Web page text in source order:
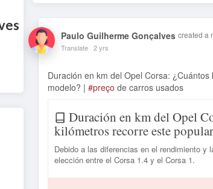
Paulo Guilherme Gonçalves created a
Translate 2 yrs
Duración en km del Opel Corsa:
modelo? |#preço de carros usados
Duración en km del Opel
kilómetros recorre este
Debido a las diferencias en el rendimiento y
elección entre el Corsa 1.4 y el Corsa 1.